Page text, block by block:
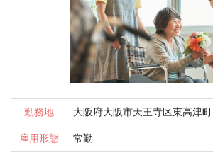
勤務地 大阪府大阪市天王寺区東高津町
雇用形態 常勤